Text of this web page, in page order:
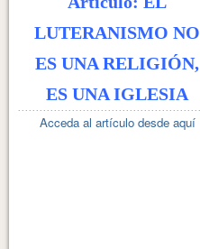
LUTERANISMO NO
ES UNA RELIGIÓN,
ES UNA IGLESIA
Acceda al artículo desde aquí